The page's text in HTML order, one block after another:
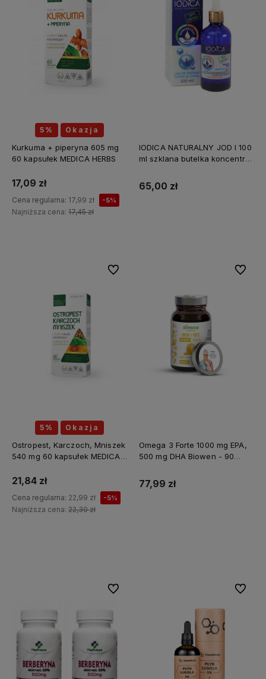
5% Okazja
Kurkuma + piperyna 605 mg
60 kapsułek MEDICA HERBS
17,09 zł
Cena regularna: 17,99 zł -5%
Najniższa cena: 17,45 zł
IODICA NATURALNY JOD I 100
ml szklana butelka koncentrat
65,00 zł
5% Okazja
Ostropest, Karczoch, Mniszek
540 mg 60 kapsułek MEDICA
21,84 zł
Cena regularna: 22,99 zł -5%
Najniższa cena: 22,30 zł
Do ulubionych
Omega 3 Forte 1000 mg EPA,
500 mg DHA Biowen - 90
77,99 zł
Do
Do ulubionych Do